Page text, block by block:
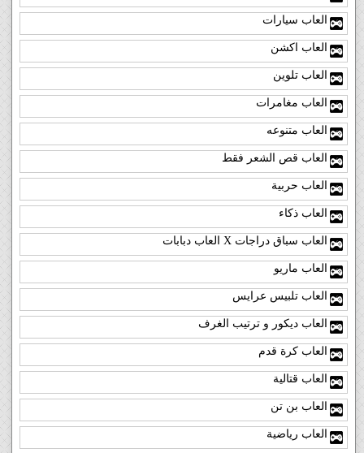
العاب سيارات
العاب اكشن
العاب تلوين
العاب مغامرات
العاب متنوعه
العاب قص الشعر فقط
العاب حربية
العاب ذكاء
العاب سباق دراجات X العاب دبابات
العاب ماريو
العاب تلبيس عرايس
العاب ديكور و ترتيب الغرف
العاب كرة قدم
العاب قتالية
العاب بن تن
العاب رياضية